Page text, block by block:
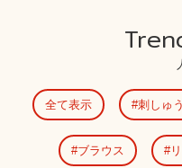
全て表示 刺しゅう
ブラウス